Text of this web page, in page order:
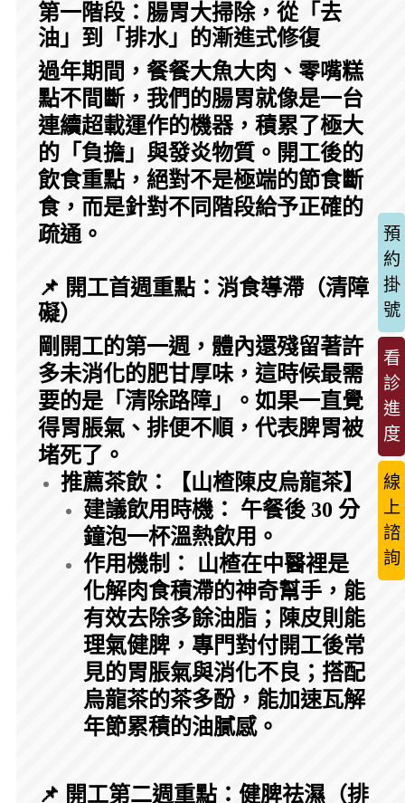
預
約
掛
號
看
診
進
度
線
上
諮
詢
第一階段：腸胃大掃除，從「去
油」到「排水」的漸進式修復
過年期間，餐餐大魚大肉、零嘴糕
點不間斷，我們的腸胃就像是一台
連續超載運作的機器，積累了極大
的「負擔」與發炎物質。開工後的
飲食重點，絕對不是極端的節食斷
食，而是針對不同階段給予正確的
疏通。
📌 開工首週重點：消食導滯（清障
礙）
剛開工的第一週，體內還殘留著許
多未消化的肥甘厚味，這時候最需
要的是「清除路障」。如果一直覺
得胃脹氣、排便不順，代表脾胃被
堵死了。
推薦茶飲：【山楂陳皮烏龍茶】
建議飲用時機： 午餐後 30 分
鐘泡一杯溫熱飲用。
作用機制： 山楂在中醫裡是
化解肉食積滯的神奇幫手，能
有效去除多餘油脂；陳皮則能
理氣健脾，專門對付開工後常
見的胃脹氣與消化不良；搭配
烏龍茶的茶多酚，能加速瓦解
年節累積的油膩感。
📌 開工第二週重點：健脾祛濕（排